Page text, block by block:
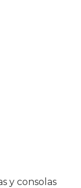
y consolas